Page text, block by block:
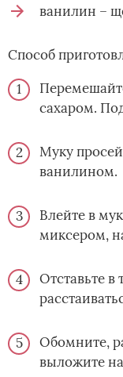
ванилин –
Способ
сахаром.
Муку
ванилином.
Влейте в
миксером,
Отставьте в
Обомните,
выложите